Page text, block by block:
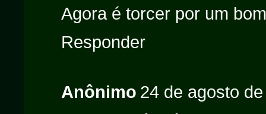
Agora é torcer por um
Responder
Anônimo 24 de agosto